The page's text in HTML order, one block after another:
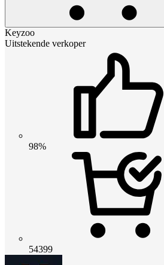
Keyzoo
Uitstekende verkoper
98%
54399